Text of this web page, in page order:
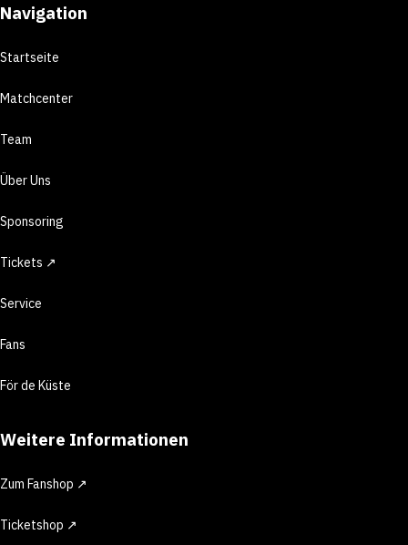
Navigation
Startseite
Matchcenter
Team
Über Uns
Sponsoring
Tickets ↗
Service
Fans
För de Küste
Weitere Informationen
Zum Fanshop ↗
Ticketshop ↗